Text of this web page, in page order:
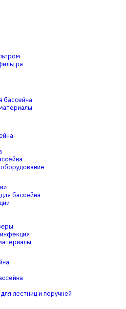
бассейна
бассейна
лестниц и поручней